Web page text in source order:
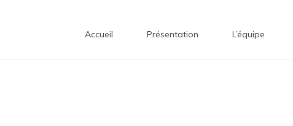
Accueil Présentation L’équipe